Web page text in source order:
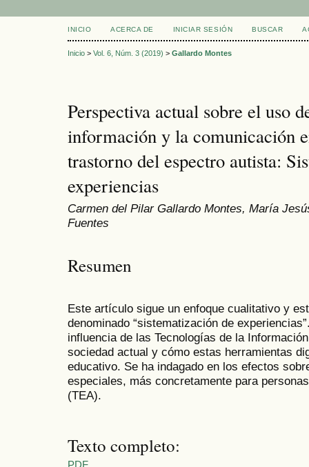
INICIO ACERCA DE INICIAR SESIÓN BUSCAR
Inicio > Vol. 6, Núm. 3 (2019) > Gallardo Montes
Perspectiva actual sobre el uso
información y la comunicación
trastorno del espectro autista:
experiencias
Carmen del Pilar Gallardo Montes, María
Fuentes
Resumen
Este artículo sigue un enfoque cualitativo y
denominado “sistematización de
influencia de las Tecnologías de la
sociedad actual y cómo estas herramientas
educativo. Se ha indagado en los efectos
especiales, más concretamente para
(TEA).
Texto completo: